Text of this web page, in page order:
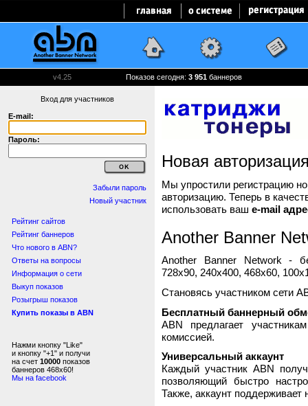
v4.25 Показов сегодня: 3 951 баннеров
Вход для участников
E-mail:
Пароль:
Забыли пароль
Новый участник
Рейтинг сайтов
Рейтинг баннеров
Что нового в ABN?
Ответы на вопросы
Информация о сети
Выкуп показов
Розыгрыш показов
Купить показы в ABN
Нажми кнопку "Like"
и кнопку "+1" и получи
на счет 10000 показов
баннеров 468x60!
Мы на facebook
Новая
Мы упростили регистрацию
авторизацию. Теперь в
использовать ваш e-mail
Another Banner
Another Banner Network -
728x90, 240x400, 468x60,
Становясь участником сети
Бесплатный баннерный
ABN предлагает
комиссией.
Универсальный аккаунт
Каждый участник ABN
позволяющий быстро
Также, аккаунт поддерживает